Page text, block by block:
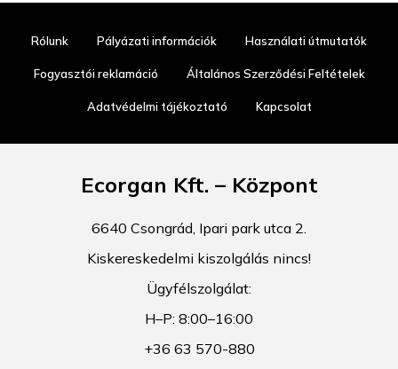
Rólunk Pályázati információk Használati útmutatók
Fogyasztói reklamáció Általános Szerződési Feltételek
Adatvédelmi tájékoztató Kapcsolat
Ecorgan Kft. – Központ
6640 Csongrád, Ipari park utca 2.
Kiskereskedelmi kiszolgálás nincs!
Ügyfélszolgálat:
H–P: 8:00–16:00
+36 63 570-880